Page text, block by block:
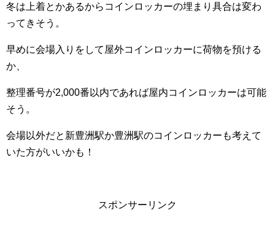
冬は上着とかあるからコインロッカーの埋まり具合は変わ
ってきそう。
早めに会場入りをして屋外コインロッカーに荷物を預ける
か、
整理番号が2,000番以内であれば屋内コインロッカーは可能
そう。
会場以外だと新豊洲駅か豊洲駅のコインロッカーも考えて
いた方がいいかも！
スポンサーリンク